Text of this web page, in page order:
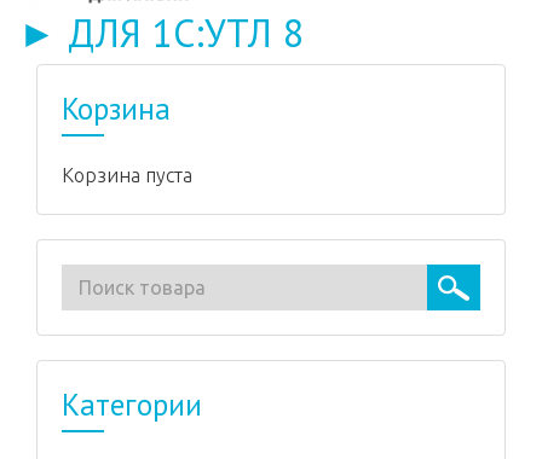
► ДЛЯ 1С:УТЛ 8
Корзина
Корзина пуста
Категории